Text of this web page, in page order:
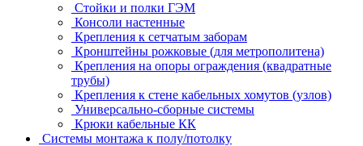
Стойки и полки ГЭМ
Консоли настенные
Крепления к сетчатым заборам
Кронштейны рожковые (для метрополитена)
Крепления на опоры ограждения (квадратные
трубы)
Крепления к стене кабельных хомутов (узлов)
Универсально-сборные системы
Крюки кабельные КК
Системы монтажа к полу/потолку